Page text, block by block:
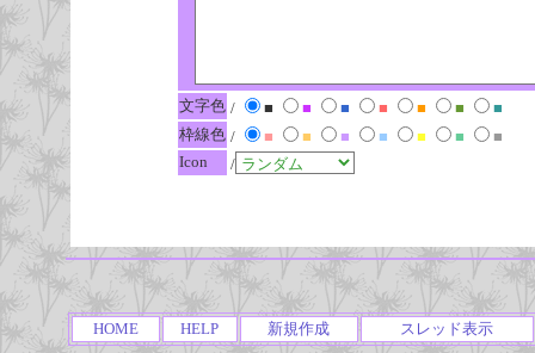
文字色 / ■ ■ ■ ■ ■ ■
■
枠線色 / ■ ■ ■ ■ ■ ■
■
Icon
/
HOME HELP 新規作成 スレッド表示